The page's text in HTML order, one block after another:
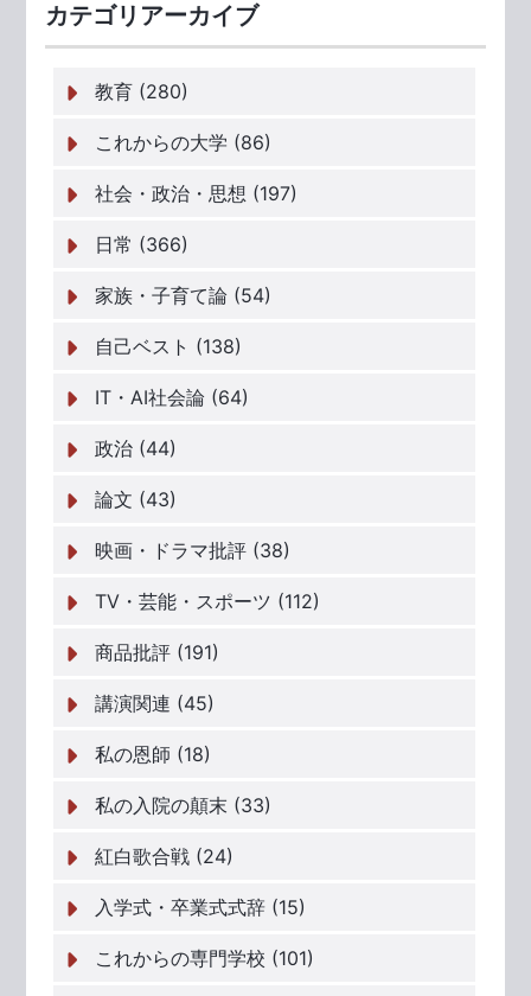
カテゴリアーカイブ
教育 (280)
これからの大学 (86)
社会・政治・思想 (197)
日常 (366)
家族・子育て論 (54)
自己ベスト (138)
IT・AI社会論 (64)
政治 (44)
論文 (43)
映画・ドラマ批評 (38)
TV・芸能・スポーツ (112)
商品批評 (191)
講演関連 (45)
私の恩師 (18)
私の入院の顛末 (33)
紅白歌合戦 (24)
入学式・卒業式式辞 (15)
これからの専門学校 (101)